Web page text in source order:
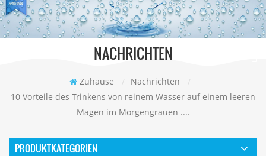
NACHRICHTEN
Zuhause / Nachrichten
/
10 Vorteile des Trinkens von reinem Wasser auf einem leeren
Magen im Morgengrauen ....
PRODUKTKATEGORIEN